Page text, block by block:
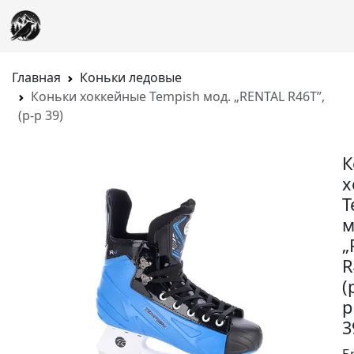
Главная
Коньки ледовые
Коньки хоккейные Tempish мод. „RENTAL R46T”,
(р-р 39)
р